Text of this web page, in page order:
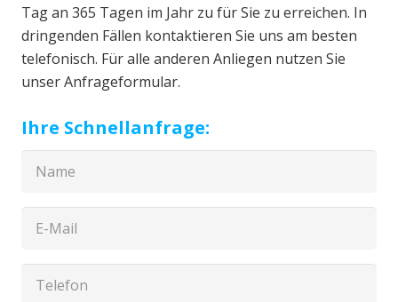
Tag an 365 Tagen im Jahr zu für Sie zu erreichen. In
dringenden Fällen kontaktieren Sie uns am besten
telefonisch. Für alle anderen Anliegen nutzen Sie
unser Anfrageformular.
Ihre Schnellanfrage: